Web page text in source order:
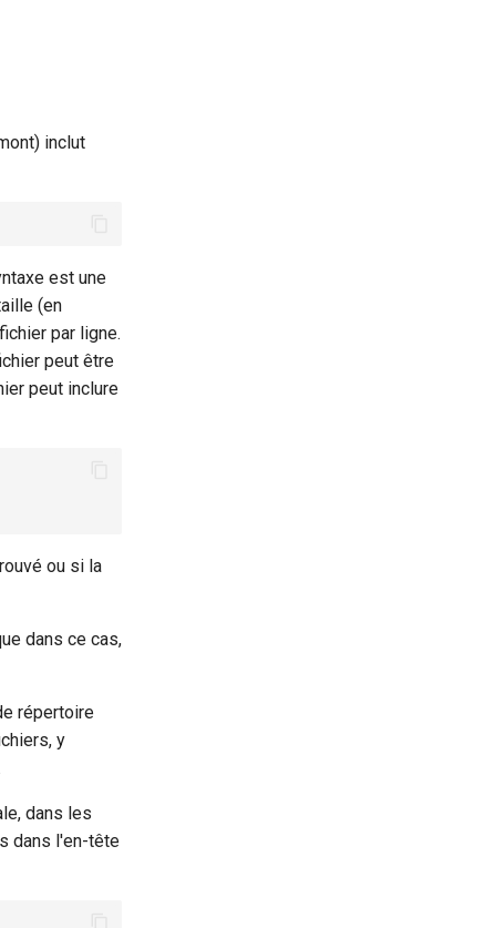
inclut
est une
(en
par ligne.
peut être
peut inclure
ou si la
dans ce cas,
répertoire
y
dans les
dans l'en-tête